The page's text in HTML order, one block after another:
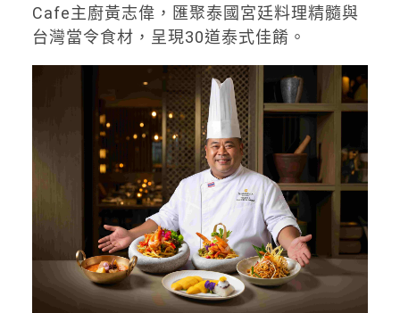
Cafe主廚黃志偉，匯聚泰國宮廷料理精髓與
台灣當令食材，呈現30道泰式佳餚。